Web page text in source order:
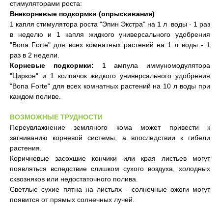
стимуляторами роста:
Внекорневые подкормки (опрыскивания):
1 капля стимулятора роста "Эпин Экстра" на 1 л воды - 1 раз
в неделю и 1 капля жидкого универсального удобрения
"Bona Forte" для всех комнатных растений на 1 л воды - 1
раз в 2 недели.
Корневые подкормки: 1 ампула иммуномодулятора
"Циркон" и 1 колпачок жидкого универсального удобрения
"Bona Forte" для всех комнатных растений на 10 л воды при
каждом поливе.
ВОЗМОЖНЫЕ ТРУДНОСТИ
Переувлажнение земляного кома может привести к
загниванию корневой системы, а впоследствии к гибели
растения.
Коричневые засохшие кончики или края листьев могут
появляться вследствие слишком сухого воздуха, холодных
сквозняков или недостаточного полива.
Светлые сухие пятна на листьях - солнечные ожоги могут
появится от прямых солнечных лучей.